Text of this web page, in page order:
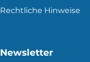
Rechtliche Hinweise
Newsletter